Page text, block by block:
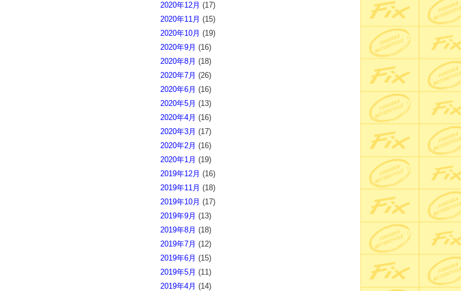
2020年12月 (17)
2020年11月 (15)
2020年10月 (19)
2020年9月 (16)
2020年8月 (18)
2020年7月 (26)
2020年6月 (16)
2020年5月 (13)
2020年4月 (16)
2020年3月 (17)
2020年2月 (16)
2020年1月 (19)
2019年12月 (16)
2019年11月 (18)
2019年10月 (17)
2019年9月 (13)
2019年8月 (18)
2019年7月 (12)
2019年6月 (15)
2019年5月 (11)
2019年4月 (14)